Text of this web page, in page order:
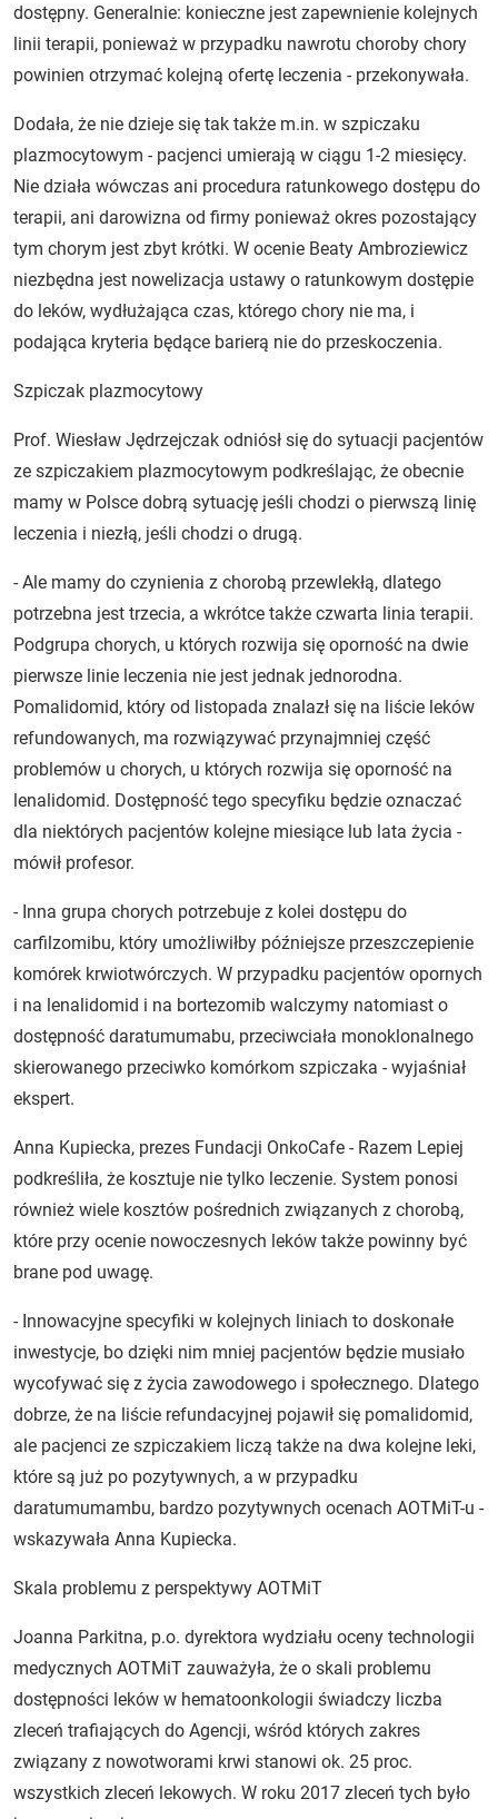
dostępny. Generalnie: konieczne jest zapewnienie kolejnych
linii terapii, ponieważ w przypadku nawrotu choroby chory
powinien otrzymać kolejną ofertę leczenia - przekonywała.
Dodała, że nie dzieje się tak także m.in. w szpiczaku
plazmocytowym - pacjenci umierają w ciągu 1-2 miesięcy.
Nie działa wówczas ani procedura ratunkowego dostępu do
terapii, ani darowizna od firmy ponieważ okres pozostający
tym chorym jest zbyt krótki. W ocenie Beaty Ambroziewicz
niezbędna jest nowelizacja ustawy o ratunkowym dostępie
do leków, wydłużająca czas, którego chory nie ma, i
podająca kryteria będące barierą nie do przeskoczenia.
Szpiczak plazmocytowy
Prof. Wiesław Jędrzejczak odniósł się do sytuacji pacjentów
ze szpiczakiem plazmocytowym podkreślając, że obecnie
mamy w Polsce dobrą sytuację jeśli chodzi o pierwszą linię
leczenia i niezłą, jeśli chodzi o drugą.
- Ale mamy do czynienia z chorobą przewlekłą, dlatego
potrzebna jest trzecia, a wkrótce także czwarta linia terapii.
Podgrupa chorych, u których rozwija się oporność na dwie
pierwsze linie leczenia nie jest jednak jednorodna.
Pomalidomid, który od listopada znalazł się na liście leków
refundowanych, ma rozwiązywać przynajmniej część
problemów u chorych, u których rozwija się oporność na
lenalidomid. Dostępność tego specyfiku będzie oznaczać
dla niektórych pacjentów kolejne miesiące lub lata życia -
mówił profesor.
- Inna grupa chorych potrzebuje z kolei dostępu do
carfilzomibu, który umożliwiłby późniejsze przeszczepienie
komórek krwiotwórczych. W przypadku pacjentów opornych
i na lenalidomid i na bortezomib walczymy natomiast o
dostępność daratumumabu, przeciwciała monoklonalnego
skierowanego przeciwko komórkom szpiczaka - wyjaśniał
ekspert.
Anna Kupiecka, prezes Fundacji OnkoCafe - Razem Lepiej
podkreśliła, że kosztuje nie tylko leczenie. System ponosi
również wiele kosztów pośrednich związanych z chorobą,
które przy ocenie nowoczesnych leków także powinny być
brane pod uwagę.
- Innowacyjne specyfiki w kolejnych liniach to doskonałe
inwestycje, bo dzięki nim mniej pacjentów będzie musiało
wycofywać się z życia zawodowego i społecznego. Dlatego
dobrze, że na liście refundacyjnej pojawił się pomalidomid,
ale pacjenci ze szpiczakiem liczą także na dwa kolejne leki,
które są już po pozytywnych, a w przypadku
daratumumambu, bardzo pozytywnych ocenach AOTMiT-u -
wskazywała Anna Kupiecka.
Skala problemu z perspektywy AOTMiT
Joanna Parkitna, p.o. dyrektora wydziału oceny technologii
medycznych AOTMiT zauważyła, że o skali problemu
dostępności leków w hematoonkologii świadczy liczba
zleceń trafiających do Agencji, wśród których zakres
związany z nowotworami krwi stanowi ok. 25 proc.
wszystkich zleceń lekowych. W roku 2017 zleceń tych było